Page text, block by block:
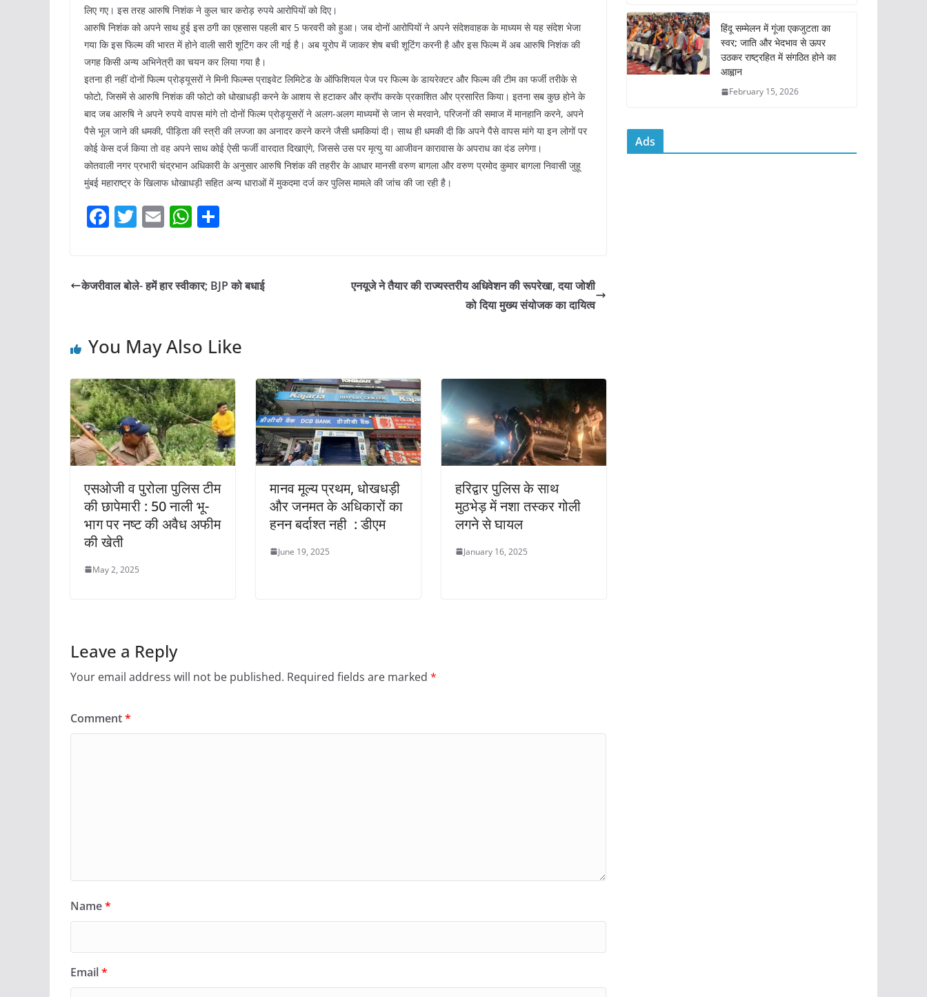
लिए गए। इस तरह आरुषि निशंक ने कुल चार करोड़ रुपये आरोपियों को दिए।
आरुषि निशंक को अपने साथ हुई इस ठगी का एहसास पहली बार 5 फरवरी को हुआ। जब दोनों आरोपियों ने अपने संदेशवाहक के माध्यम से यह संदेश भेजा
गया कि इस फिल्म की भारत में होने वाली सारी शूटिंग कर ली गई है। अब यूरोप में जाकर शेष बची शूटिंग करनी है और इस फिल्म में अब आरुषि निशंक की
जगह किसी अन्य अभिनेत्री का चयन कर लिया गया है।
इतना ही नहीं दोनों फिल्म प्रोड्यूसरों ने मिनी फिल्म्स प्राइवेट लिमिटेड के ऑफिशियल पेज पर फिल्म के डायरेक्टर और फिल्म की टीम का फर्जी तरीके से
फोटो, जिसमें से आरुषि निशंक की फोटो को धोखाधड़ी करने के आशय से हटाकर और क्रॉप करके प्रकाशित और प्रसारित किया। इतना सब कुछ होने के
बाद जब आरुषि ने अपने रुपये वापस मांगे तो दोनों फिल्म प्रोड्यूसरों ने अलग-अलग माध्यमों से जान से मरवाने, परिजनों की समाज में मानहानि करने, अपने
पैसे भूल जाने की धमकी, पीड़िता की स्त्री की लज्जा का अनादर करने करने जैसी धमकियां दी। साथ ही धमकी दी कि अपने पैसे वापस मांगे या इन लोगों पर
कोई केस दर्ज किया तो वह अपने साथ कोई ऐसी फर्जी वारदात दिखाएंगे, जिससे उस पर मृत्यु या आजीवन कारावास के अपराध का दंड लगेगा।
कोतवाली नगर प्रभारी चंद्रभान अधिकारी के अनुसार आरुषि निशंक की तहरीर के आधार मानसी वरुण बागला और वरुण प्रमोद कुमार बागला निवासी जुहू
मुंबई महाराष्ट्र के खिलाफ धोखाधड़ी सहित अन्य धाराओं में मुकदमा दर्ज कर पुलिस मामले की जांच की जा रही है।
F
e
o
k
T
er
E
l
W
s
p
e
केजरीवाल बोले- हमें हार स्वीकार; BJP को बधाई
एनयूजे ने तैयार की राज्यस्तरीय अधिवेशन की रूपरेखा, दया जोशी
को दिया मुख्य संयोजक का दायित्व
You May Also Like
एसओजी व पुरोला पुलिस टीम
की छापेमारी : 50 नाली भू-
भाग पर नष्ट की अवैध अफीम
की खेती
May 2, 2025
मानव मूल्य प्रथम, धोखधड़ी
और जनमत के अधिकारों का
हनन बर्दाश्त नही : डीएम
June 19, 2025
हरिद्वार पुलिस के साथ
मुठभेड़ में नशा तस्कर गोली
लगने से घायल
January 16, 2025
Leave a Reply
Your email address will not be published. Required fields are marked *
Comment*
Name*
Email*
हिंदू सम्मेलन में गूंजा एकजुटता का
स्वर; जाति और भेदभाव से ऊपर
उठकर राष्ट्रहित में संगठित होने का
आह्वान
February 15, 2026
Ads